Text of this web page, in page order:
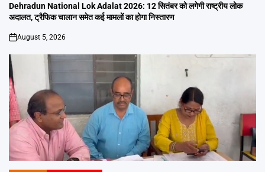
IN
Dehradun National Lok Adalat 2026: 12 सितंबर को लगेगी राष्ट्रीय लोक
अदालत, ट्रैफिक चालान समेत कई मामलों का होगा निस्तारण
on
August 5, 2026